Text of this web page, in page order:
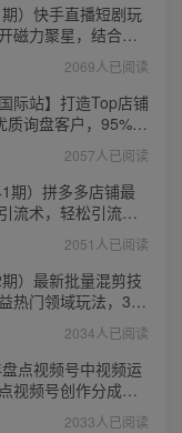
期）快手直播短剧玩
磁力聚星，结合多
式日入600+2069人已阅读
国际站】打造Top店铺
质询盘客户，​95%的
讲师不会说的运营技
2057人已阅读
期）拼多多店铺最
流术，轻松引流
业粉，精准日变现五
2051人已阅读
期）最新批量混剪技
热门领域玩法，3分
原创视频，轻松日入
2034人已阅读
点视频号中视频运
视频号创作分成计
速过原创日入300+
2033人已阅读